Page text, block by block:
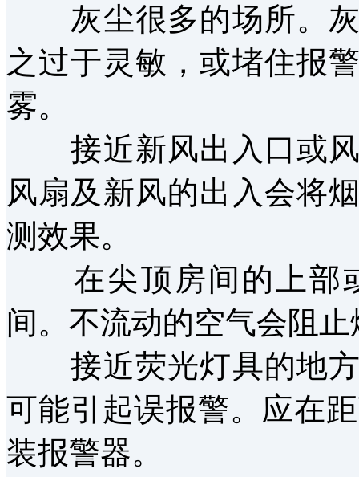
灰尘很多的场所。灰
之过于灵敏，或堵住报
雾。
接近新风出入口或风
风扇及新风的出入会将
测效果。
在尖顶房间的上部
间。不流动的空气会阻
接近荧光灯具的地方
可能引起误报警。应在
装报警器。